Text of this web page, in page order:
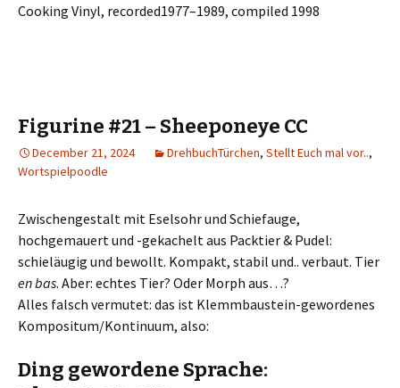
Cooking Vinyl, recorded1977–1989, compiled 1998
Figurine #21 – Sheeponeye CC
December 21, 2024 DrehbuchTürchen, Stellt Euch mal vor..,
Wortspielpoodle
Zwischengestalt mit Eselsohr und Schiefauge,
hochgemauert und -gekachelt aus Packtier & Pudel:
schieläugig und bewollt. Kompakt, stabil und.. verbaut. Tier
en bas. Aber: echtes Tier? Oder Morph aus…?
Alles falsch vermutet: das ist Klemmbaustein-gewordenes
Kompositum/Kontinuum, also:
Ding gewordene Sprache: